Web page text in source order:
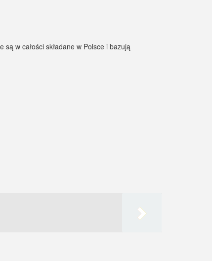
w całości składane w Polsce i bazują